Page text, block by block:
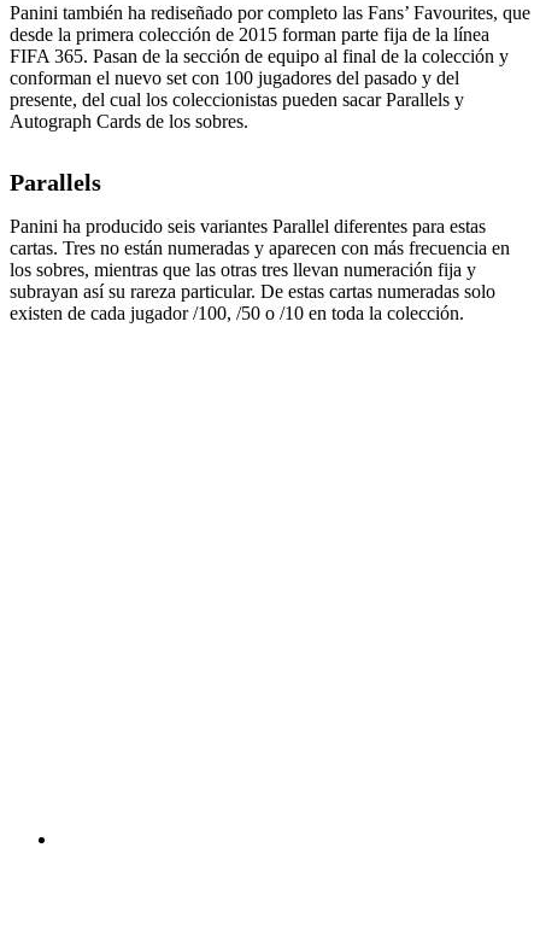
Panini también ha rediseñado por completo las Fans’ Favourites, que
desde la primera colección de 2015 forman parte fija de la línea
FIFA 365. Pasan de la sección de equipo al final de la colección y
conforman el nuevo set con 100 jugadores del pasado y del
presente, del cual los coleccionistas pueden sacar Parallels y
Autograph Cards de los sobres.
Parallels
Panini ha producido seis variantes Parallel diferentes para estas
cartas. Tres no están numeradas y aparecen con más frecuencia en
los sobres, mientras que las otras tres llevan numeración fija y
subrayan así su rareza particular. De estas cartas numeradas solo
existen de cada jugador /100, /50 o /10 en toda la colección.